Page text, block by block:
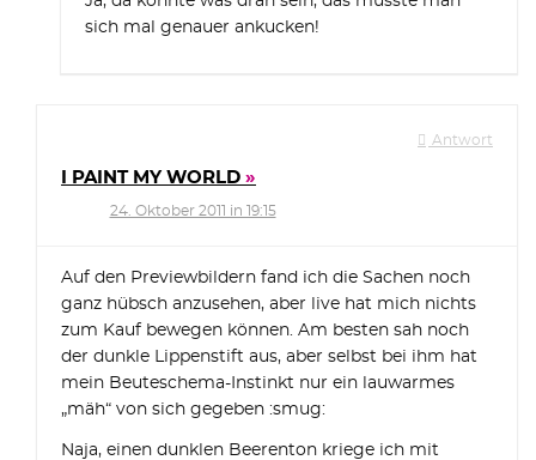
sich mal genauer ankucken!
Antwort
I PAINT MY WORLD
24. Oktober 2011 in 19:15
Auf den Previewbildern fand ich die Sachen noch
ganz hübsch anzusehen, aber live hat mich nichts
zum Kauf bewegen können. Am besten sah noch
der dunkle Lippenstift aus, aber selbst bei ihm hat
mein Beuteschema-Instinkt nur ein lauwarmes
„mäh“ von sich gegeben :smug:
Naja, einen dunklen Beerenton kriege ich mit